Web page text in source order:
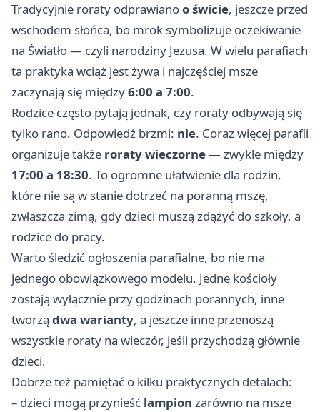
Tradycyjnie roraty odprawianoo świcie, jeszcze przed
wschodem słońca, bo mrok symbolizuje oczekiwanie
na Światło — czyli narodziny Jezusa. W wielu parafiach
ta praktyka wciąż jest żywa i najczęściej msze
zaczynają się między6:00 a 7:00.
Rodzice często pytają jednak, czy roraty odbywają się
tylko rano. Odpowiedź brzmi: nie. Coraz więcej parafii
organizuje także roraty wieczorne— zwykle między
17:00 a 18:30. To ogromne ułatwienie dla rodzin,
które nie są w stanie dotrzeć na poranną mszę,
zwłaszcza zimą, gdy dzieci muszą zdążyć do szkoły, a
rodzice do pracy.
Warto śledzić ogłoszenia parafialne, bo nie ma
jednego obowiązkowego modelu. Jedne kościoły
zostają wyłącznie przy godzinach porannych, inne
tworzą dwa warianty, a jeszcze inne przenoszą
wszystkie roraty na wieczór, jeśli przychodzą głównie
dzieci.
Dobrze też pamiętać o kilku praktycznych detalach:
– dzieci mogą przynieść lampion zarówno na msze